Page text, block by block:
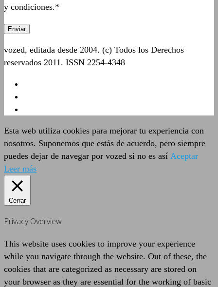
y condiciones.*
vozed, editada desde 2004. (c) Todos los Derechos
reservados 2011. ISSN 2254-4348
Esta web utiliza cookies para mejorar tu experiencia con
nosotros. Suponemos que estás de acuerdo, pero siempre
puedes dejar de navegar por vozed si no es así Aceptar
Leer más
Cerrar
Privacy Overview
This website uses cookies to improve your experience
while you navigate through the website. Out of these, the
cookies that are categorized as necessary are stored on
your browser as they are essential for the working of basic